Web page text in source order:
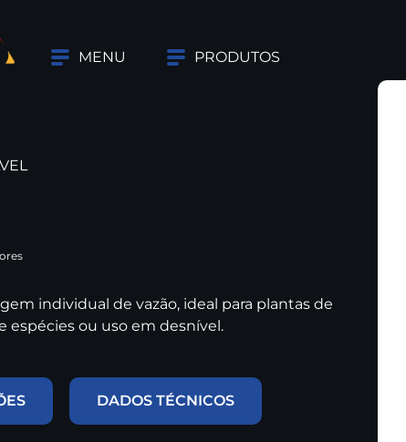
MENU PRODUTOS
individual de vazão, ideal para plantas de
espécies ou uso em desnível.
DADOS TÉCNICOS